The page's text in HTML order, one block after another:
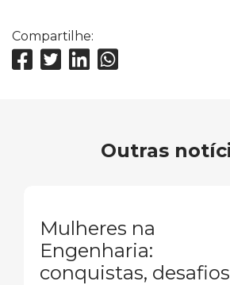
Compartilhe:
Outras
Mulheres na
Engenharia:
conquistas,